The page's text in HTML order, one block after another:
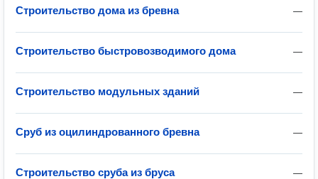
—
Строительство дома из бревна
—
Строительство быстровозводимого дома
—
Строительство модульных зданий
—
Сруб из оцилиндрованного бревна
—
Строительство сруба из бруса